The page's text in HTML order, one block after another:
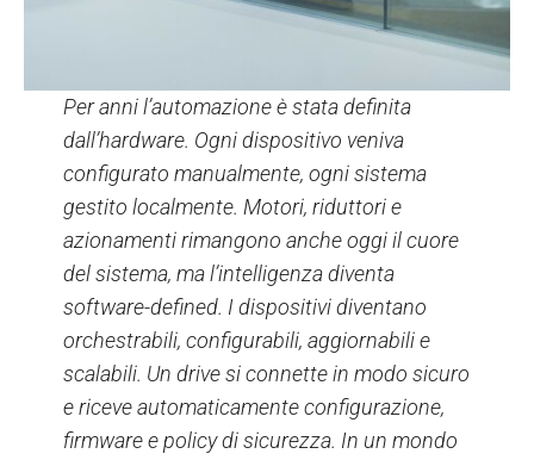
Per anni l’automazione è stata definita
dall’hardware. Ogni dispositivo veniva
configurato manualmente, ogni sistema
gestito localmente. Motori, riduttori e
azionamenti rimangono anche oggi il cuore
del sistema, ma l’intelligenza diventa
software-defined. I dispositivi diventano
orchestrabili, configurabili, aggiornabili e
scalabili. Un drive si connette in modo sicuro
e riceve automaticamente configurazione,
firmware e policy di sicurezza. In un mondo